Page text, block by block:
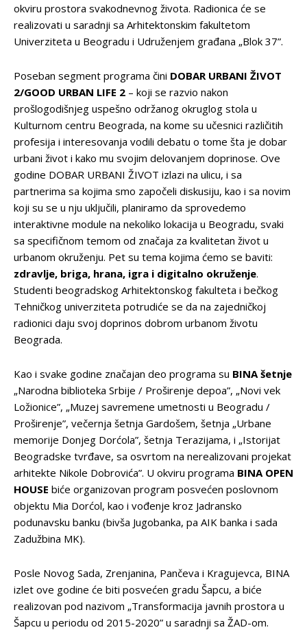
okviru prostora svakodnevnog života. Radionica će se
realizovati u saradnji sa Arhitektonskim fakultetom
Univerziteta u Beogradu i Udruženjem građana „Blok 37”.
Poseban segment programa čini DOBAR URBANI ŽIVOT
2/GOOD URBAN LIFE 2 – koji se razvio nakon
prošlogodišnjeg uspešno održanog okruglog stola u
Kulturnom centru Beograda, na kome su učesnici različitih
profesija i interesovanja vodili debatu o tome šta je dobar
urbani život i kako mu svojim delovanjem doprinose. Ove
godine DOBAR URBANI ŽIVOT izlazi na ulicu, i sa
partnerima sa kojima smo započeli diskusiju, kao i sa novim
koji su se u nju uključili, planiramo da sprovedemo
interaktivne module na nekoliko lokacija u Beogradu, svaki
sa specifičnom temom od značaja za kvalitetan život u
urbanom okruženju. Pet su tema kojima ćemo se baviti:
zdravlje, briga, hrana, igra i digitalno okruženje.
Studenti beogradskog Arhitektonskog fakulteta i bečkog
Tehničkog univerziteta potrudiće se da na zajedničkoj
radionici daju svoj doprinos dobrom urbanom životu
Beograda.
Kao i svake godine značajan deo programa su BINA šetnje
„Narodna biblioteka Srbije / Proširenje depoa”, „Novi vek
Ložionice”, „Muzej savremene umetnosti u Beogradu /
Proširenje”, večernja šetnja Gardošem, šetnja „Urbane
memorije Donjeg Dorćola”, šetnja Terazijama, i „Istorijat
Beogradske tvrđave, sa osvrtom na nerealizovani projekat
arhitekte Nikole Dobrovića”. U okviru programa BINA OPEN
HOUSE biće organizovan program posvećen poslovnom
objektu Mia Dorćol, kao i vođenje kroz Jadransko
podunavsku banku (bivša Jugobanka, pa AIK banka i sada
Zadužbina MK).
Posle Novog Sada, Zrenjanina, Pančeva i Kragujevca, BINA
izlet ove godine će biti posvećen gradu Šapcu, a biće
realizovan pod nazivom „Transformacija javnih prostora u
Šapcu u periodu od 2015-2020” u saradnji sa ŽAD-om.